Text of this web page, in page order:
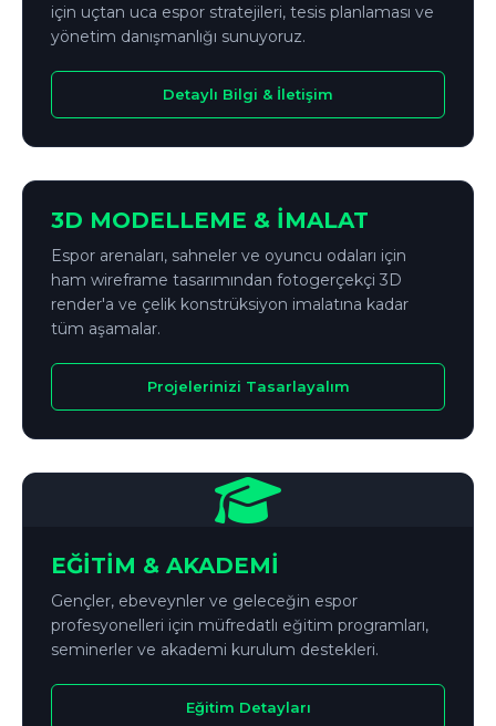
için uçtan uca espor stratejileri, tesis planlaması ve
yönetim danışmanlığı sunuyoruz.
Detaylı Bilgi & İletişim
↔
ÖNCE
3D MODELLEME & İMALAT
Espor arenaları, sahneler ve oyuncu odaları için
ham wireframe tasarımından fotogerçekçi 3D
render'a ve çelik konstrüksiyon imalatına kadar
tüm aşamalar.
Projelerinizi Tasarlayalım
EĞİTİM & AKADEMİ
Gençler, ebeveynler ve geleceğin espor
profesyonelleri için müfredatlı eğitim programları,
seminerler ve akademi kurulum destekleri.
Eğitim Detayları